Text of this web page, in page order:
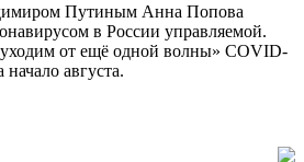
Путиным Анна Попова
в России управляемой.
от ещё одной волны» COVID-
августа.